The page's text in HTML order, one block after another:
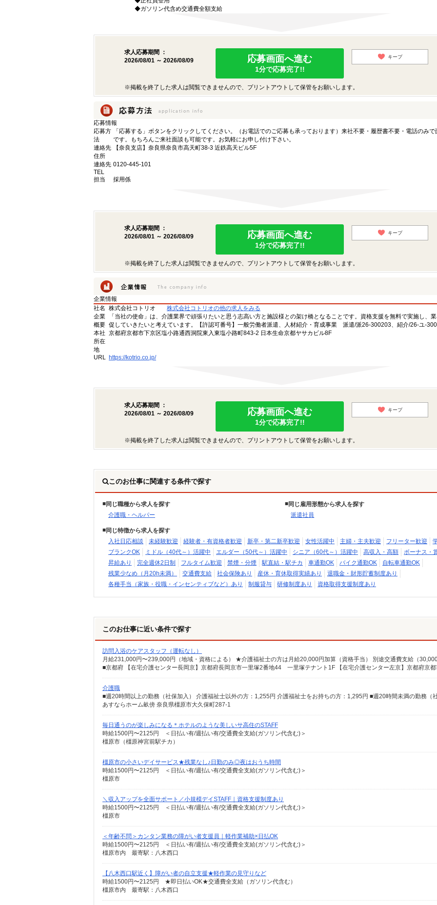
◆ガソリン代含め交通費全額支給
求人応募期間 ：
2026/08/01 ～ 2026/08/09
応募画面へ進む
1分で応募完了!!
キープ
※掲載を終了した求人は閲覧できませんので、プリントアウトして保管をお願いします。
応募情報
応募方
法
「応募する」ボタンをクリックしてください。（お電話でのご応募も承っております）来社不要・履歴書不要・電話のみで
です。もちろんご来社面談も可能です。お気軽にお申し付け下さい。
連絡先
住所
【奈良支店】奈良県奈良市高天町38-3 近鉄高天ビル5F
連絡先
TEL
0120-445-101
担当 採用係
求人応募期間 ：
2026/08/01 ～ 2026/08/09
応募画面へ進む
1分で応募完了!!
キープ
※掲載を終了した求人は閲覧できませんので、プリントアウトして保管をお願いします。
企業情報
社名
株式会社コトリオ
株式会社コトリオの他の求人をみる
企業
概要
「当社の使命」は、介護業界で頑張りたいと思う志高い方と施設様との架け橋となることです。資格支援を無料で実施し、
促していきたいと考えています。【許認可番号】一般労働者派遣、人材紹介・育成事業 派遣/派26-300203、紹介/26-ユ-
本社
所在
地
京都府京都市下京区塩小路通西洞院東入東塩小路町843-2 日本生命京都ヤサカビル8F
URL https://kotrio.co.jp/
求人応募期間 ：
2026/08/01 ～ 2026/08/09
応募画面へ進む
1分で応募完了!!
キープ
※掲載を終了した求人は閲覧できませんので、プリントアウトして保管をお願いします。
このお仕事に関連する条件で探す
同じ職種から求人を探す
介護職・ヘルパー
同じ雇用形態から求人を探す
派遣社員
同じ特徴から求人を探す
入社日応相談
未経験歓迎 経験者・有資格者歓迎 新卒・第二新卒歓迎 女性活躍中 主婦・主夫歓迎 フリーター歓迎
ブランクOK
ミドル（40代～）活躍中 エルダー（50代～）活躍中 シニア（60代～）活躍中 高収入・高額
ボーナス・
昇給あり
完全週休2日制 フルタイム歓迎 禁煙・分煙 駅直結・駅チカ 車通勤OK バイク通勤OK
自転車通勤OK
残業少なめ（月20h未満）
交通費支給 社会保険あり 産休・育休取得実績あり
退職金・財形貯蓄制度あり
各種手当（家族・役職・インセンティブなど）あり
制服貸与 研修制度あり 資格取得支援制度あり
このお仕事に近い条件で探す
訪問入浴のケアスタッフ（運転なし）
介護職
あすならホーム畝傍 奈良県橿原市大久保町287-1
毎日通うのが楽しみになる＊ホテルのような美しいサ高住のSTAFF
時給1500円〜2125円 ＜日払い有/週払い有/交通費全支給(ガソリン代含む)＞
橿原市（橿原神宮前駅チカ）
橿原市の小さいデイサービス★残業なし♪日勤のみ◎夜はおうち時間
時給1500円〜2125円 ＜日払い有/週払い有/交通費全支給(ガソリン代含む)＞
橿原市
＼収入アップを全面サポート／小規模デイSTAFF｜資格支援制度あり
時給1500円〜2125円 ＜日払い有/週払い有/交通費全支給(ガソリン代含む)＞
橿原市
＜年齢不問＞カンタン業務の障がい者支援員｜軽作業補助×日払OK
時給1500円〜2125円 ＜日払い有/週払い有/交通費全支給(ガソリン代含む)＞
橿原市内 最寄駅：八木西口
【八木西口駅近く】障がい者の自立支援★軽作業の見守りなど
時給1500円〜2125円 ★即日払いOK★交通費全支給（ガソリン代含む）
橿原市内 最寄駅：八木西口